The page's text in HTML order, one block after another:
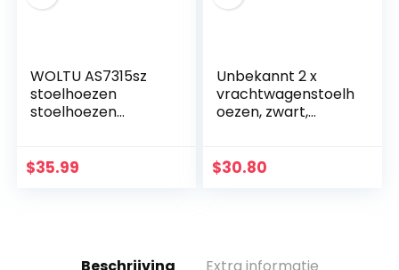
WOLTU AS7315sz
stoelhoezen
stoelhoezen
zwart
$35.99
Unbekannt 2 x
vrachtwagenstoelh
oezen, zwart,
Scania 4 serie R-
$30.80
Beschrijving Extra informatie